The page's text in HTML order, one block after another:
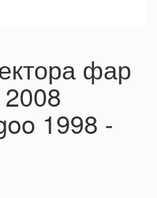
фар
1998 -